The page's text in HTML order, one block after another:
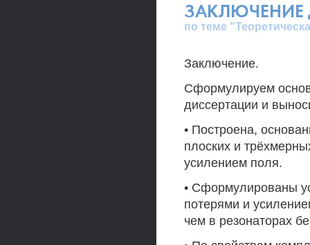
ЗАКЛЮЧЕНИЕ
по теме
Заключение.
Сформулируем
диссертации и
• Построена,
плоских и
усилением поля.
• Сформулированы
потерями и
чем в резонаторах